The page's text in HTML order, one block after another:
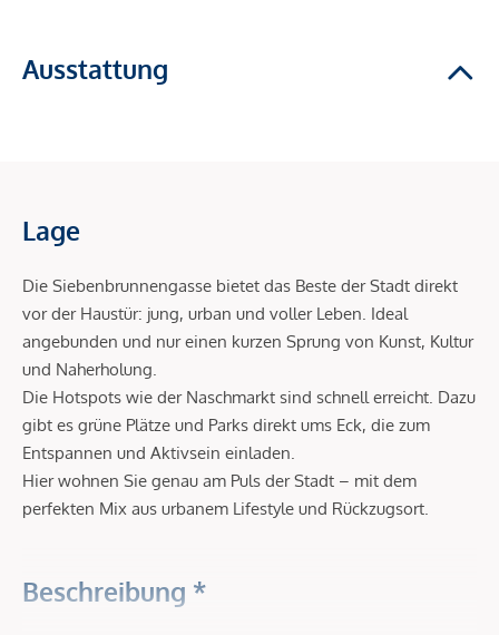
Ausstattung
Lage
Die Siebenbrunnengasse bietet das Beste der Stadt direkt
vor der Haustür: jung, urban und voller Leben. Ideal
angebunden und nur einen kurzen Sprung von Kunst, Kultur
und Naherholung.
Die Hotspots wie der Naschmarkt sind schnell erreicht. Dazu
gibt es grüne Plätze und Parks direkt ums Eck, die zum
Entspannen und Aktivsein einladen.
Hier wohnen Sie genau am Puls der Stadt – mit dem
perfekten Mix aus urbanem Lifestyle und Rückzugsort.
Beschreibung *